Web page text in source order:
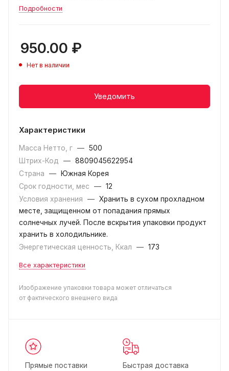
Подробности
950.00 ₽
Нет в наличии
Уведомить
Характеристики
Масса Нетто, г — 500
Штрих-Код
— 8809045622954
Страна
—
Южная Корея
Срок годности, мес
— 12
Условия хранения
— Хранить в сухом прохладном
месте, защищенном от попадания прямых
солнечных лучей. После вскрытия упаковки продукт
хранить в холодильнике.
Энергетическая ценность, Ккал
— 173
Все характеристики
Изображение упаковки товара может отличаться
от фактического внешнего вида
Прямые поставки
Быстрая доставка